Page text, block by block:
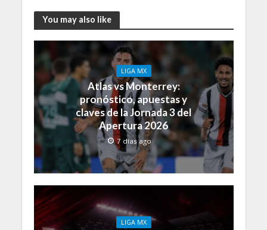
You may also like
LIGA MX
Atlas vs Monterrey:
pronóstico, apuestas y
claves de la Jornada 3 del
Apertura 2026
7 días ago
LIGA MX